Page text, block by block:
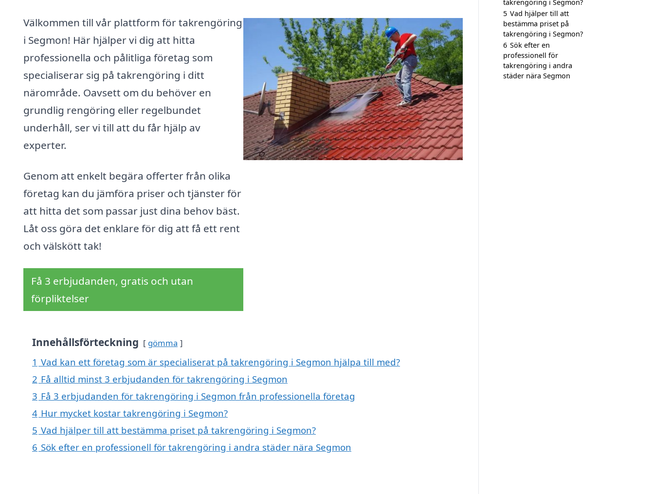
Välkommen till vår plattform för takrengöring
i Segmon! Här hjälper vi dig att hitta
professionella och pålitliga företag som
specialiserar sig på takrengöring i ditt
närområde. Oavsett om du behöver en
grundlig rengöring eller regelbundet
underhåll, ser vi till att du får hjälp av
experter.
Genom att enkelt begära offerter från olika
företag kan du jämföra priser och tjänster för
att hitta det som passar just dina behov bäst.
Låt oss göra det enklare för dig att få ett rent
och välskött tak!
Få 3 erbjudanden, gratis och utan
förpliktelser
Innehållsförteckning gömma
1 Vad kan ett företag som är specialiserat på takrengöring i Segmon hjälpa till med?
2 Få alltid minst 3 erbjudanden för takrengöring i Segmon
3 Få 3 erbjudanden för takrengöring i Segmon från professionella företag
4 Hur mycket kostar takrengöring i Segmon?
5 Vad hjälper till att bestämma priset på takrengöring i Segmon?
6 Sök efter en professionell för takrengöring i andra städer nära Segmon
takrengöring i Segmon?
5 Vad hjälper till att
bestämma priset på
takrengöring i Segmon?
6 Sök efter en
professionell för
takrengöring i andra
städer nära Segmon